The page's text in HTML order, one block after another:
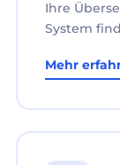
Ihre
System
Mehr